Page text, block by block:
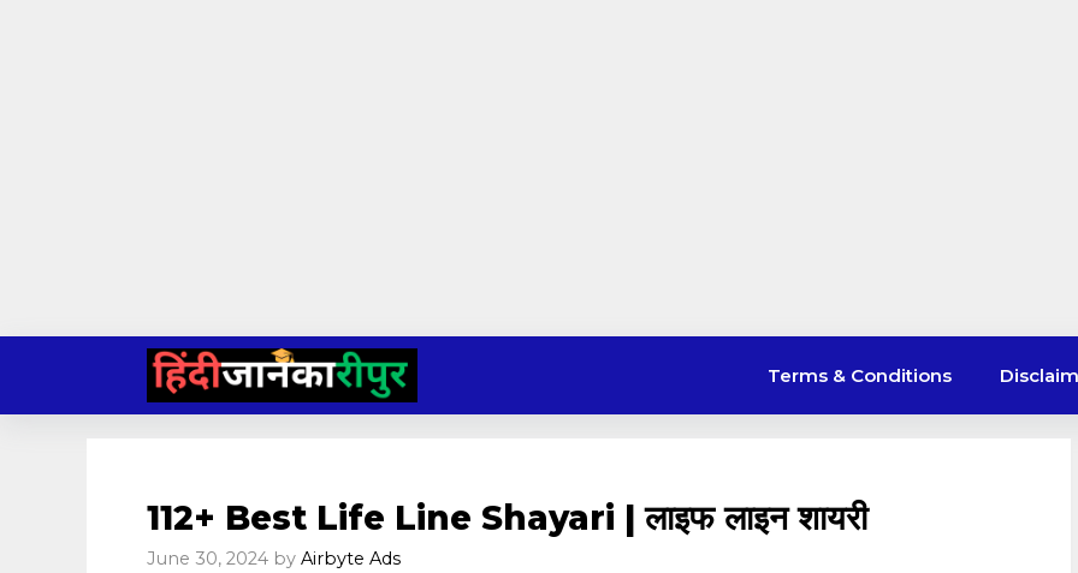
content
Terms & Conditions
112+ Best Life Line Shayari | लाइफ लाइन शायरी
June 30, 2024 by Airbyte Ads